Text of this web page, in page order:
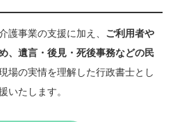
護事業の支援に加え、 ご利用者や
、遺言・後見・死後事務などの民
場の実情を理解した行政書士とし
いたします。